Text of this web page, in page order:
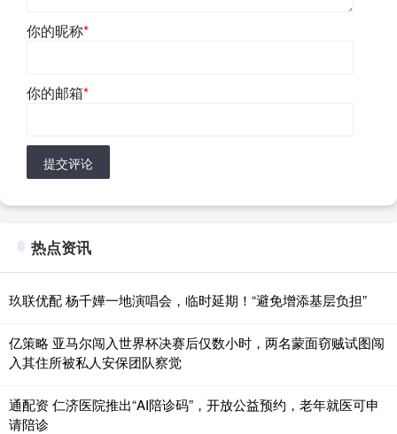
你的昵称*
你的邮箱*
提交评论
热点资讯
玖联优配 杨千嬅一地演唱会，临时延期！“避免增添基层负担”
亿策略 亚马尔闯入世界杯决赛后仅数小时，两名蒙面窃贼试图闯
入其住所被私人安保团队察觉
通配资 仁济医院推出“AI陪诊码”，开放公益预约，老年就医可申
请陪诊